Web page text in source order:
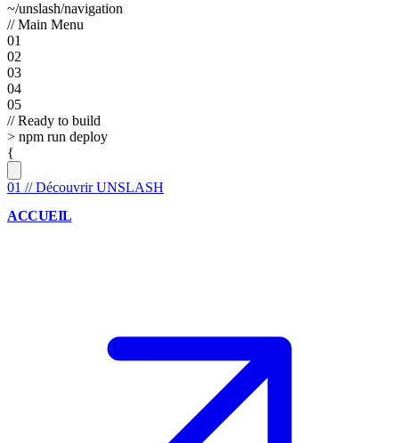
~/unslash/navigation
// Main Menu
01
02
03
04
05
// Ready to build
> npm run deploy
{
01 // Découvrir UNSLASH
ACCUEIL